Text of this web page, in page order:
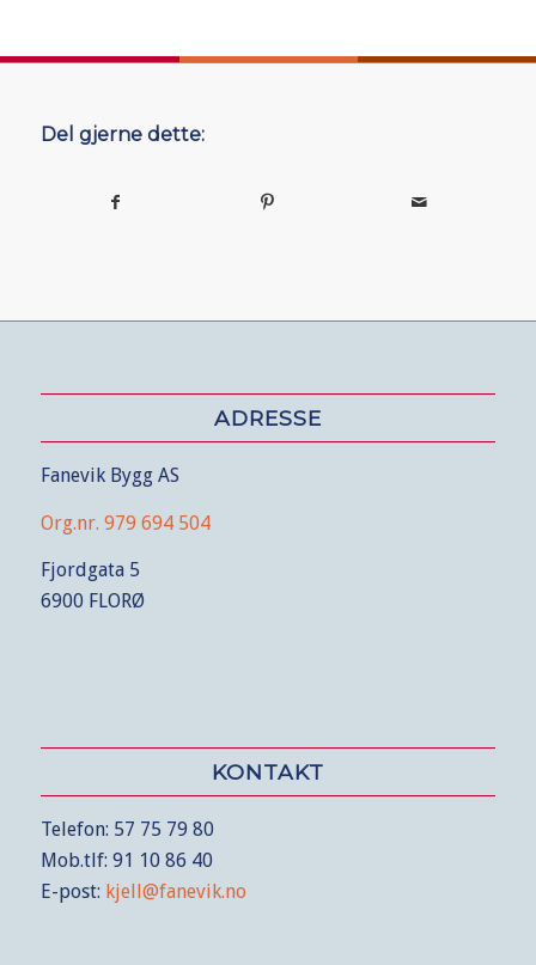
Del gjerne dette:
ADRESSE
Fanevik Bygg AS
Org.nr. 979 694 504
Fjordgata 5
6900 FLORØ
KONTAKT
Telefon: 57 75 79 80
Mob.tlf: 91 10 86 40
E-post: kjell@fanevik.no